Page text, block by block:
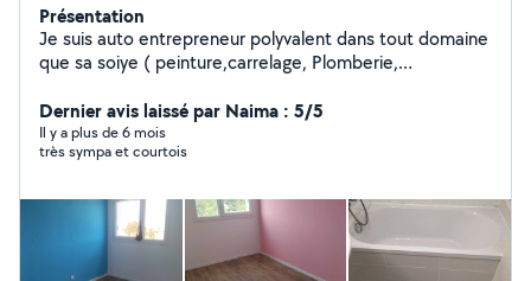
Présentation
Je suis auto entrepreneur polyvalent dans tout domaine
que sa soiye ( peinture,carrelage, Plomberie,
et bien d'autres choses je vous propose mes services si
vous été intéressé veuillez me contacter. Possibilité de
vous faire vos devis
Dernier avis laissé par Naima : 5/5
Il y a plus de 6 mois
très sympa et courtois